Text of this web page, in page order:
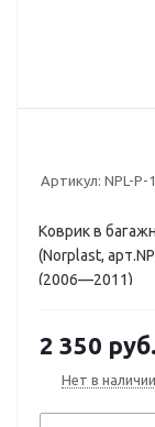
Артикул: NPL-P-
Коврик в
(Norplast,
(2006—2011)
2 350 руб.
Нет в наличии